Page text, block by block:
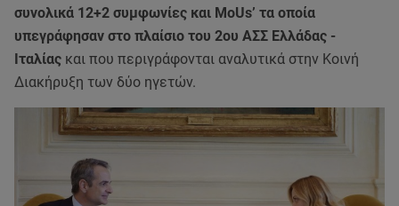
συνολικά 12+2 συμφωνίες και MoUs’ τα οποία
υπεγράφησαν στο πλαίσιο του 2ου ΑΣΣ Ελλάδας -
Ιταλίας και που περιγράφονται αναλυτικά στην Κοινή
Διακήρυξη των δύο ηγετών.